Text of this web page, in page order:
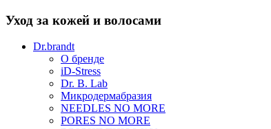
Уход за кожей и волосами
Dr.brandt
О бренде
iD-Stress
Dr. B. Lab
Микродермабразия
NEEDLES NO MORE
PORES NO MORE